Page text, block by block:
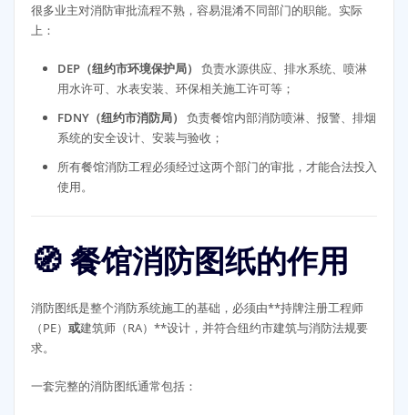
很多业主对消防审批流程不熟，容易混淆不同部门的职能。实际
上：
DEP（纽约市环境保护局）
负责水源供应、排水系统、喷淋
用水许可、水表安装、环保相关施工许可等；
FDNY（纽约市消防局）
负责餐馆内部消防喷淋、报警、排烟
系统的安全设计、安装与验收；
所有餐馆消防工程必须经过这两个部门的审批，才能合法投入
使用。
🧭 餐馆消防图纸的作用
消防图纸是整个消防系统施工的基础，必须由**持牌注册工程师
（PE） 或建筑师（RA）**设计，并符合纽约市建筑与消防法规要
求。
一套完整的消防图纸通常包括：